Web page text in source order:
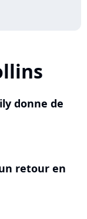
donne de
retour en